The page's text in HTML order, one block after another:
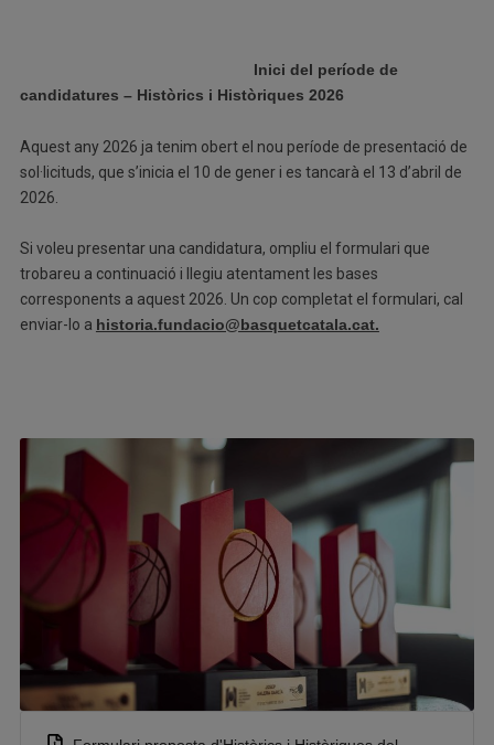
Inici del període de
candidatures – Històrics i Històriques 2026
Aquest any 2026 ja tenim obert el nou període de presentació de
sol·licituds, que s’inicia el 10 de gener i es tancarà el 13 d’abril de
2026.
Si voleu presentar una candidatura, ompliu el formulari que
trobareu a continuació i llegiu atentament les bases
corresponents a aquest 2026. Un cop completat el formulari, cal
enviar-lo a historia.fundacio@basquetcatala.cat.